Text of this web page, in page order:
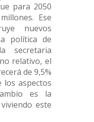
para 2050
Ese
nuevos
política de
secretaria
relativo, el
de 9,5%
los aspectos
es la
este